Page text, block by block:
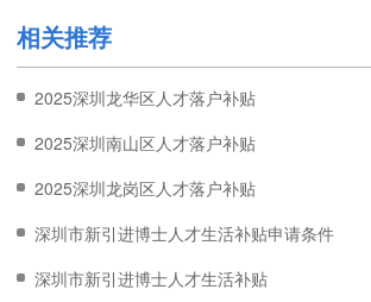
相关推荐
2025深圳龙华区人才落户补贴
2025深圳南山区人才落户补贴
2025深圳龙岗区人才落户补贴
深圳市新引进博士人才生活补贴申请条件
深圳市新引进博士人才生活补贴